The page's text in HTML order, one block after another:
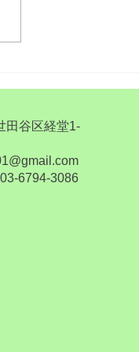
田谷区経堂1-
6794-3086